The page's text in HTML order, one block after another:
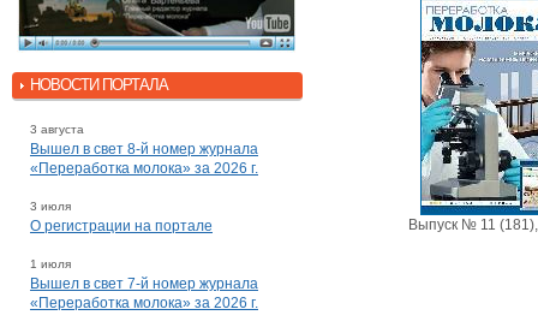
НОВОСТИ ПОРТАЛА
3 августа
Вышел в свет 8-й номер журнала
«Переработка молока» за 2026 г.
3 июля
О регистрации на портале
1 июля
Вышел в свет 7-й номер журнала
«Переработка молока» за 2026 г.
Выпуск № 11